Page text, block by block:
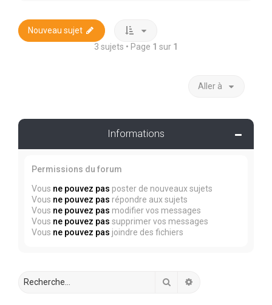
Nouveau sujet
3 sujets • Page 1 sur 1
Aller à
Informations
Permissions du forum
Vous ne pouvez pas poster de nouveaux sujets
Vous ne pouvez pas répondre aux sujets
Vous ne pouvez pas modifier vos messages
Vous ne pouvez pas supprimer vos messages
Vous ne pouvez pas joindre des fichiers
Rechercher